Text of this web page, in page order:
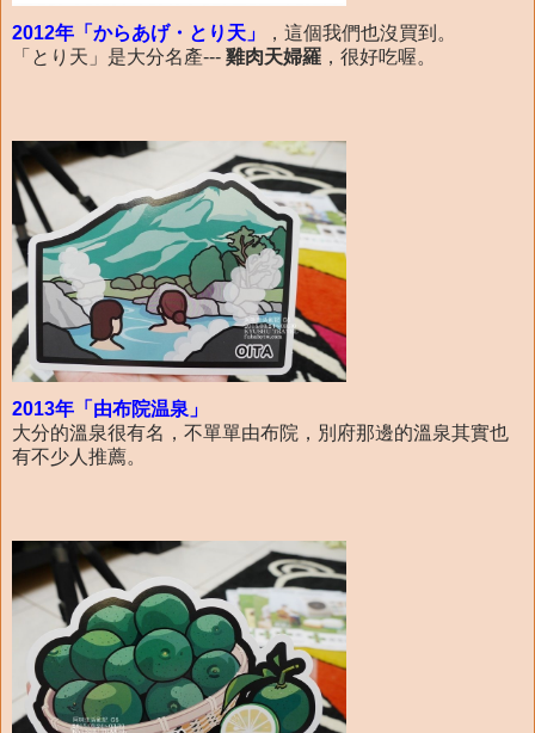
2012年「からあげ・とり天」
，這個我們也沒買到。
「とり天」是大分名產--- 雞肉天婦羅 ，很好吃喔。
2013年「由布院温泉」
大分的溫泉很有名，不單單由布院，別府那邊的溫泉其實也
有不少人推薦。